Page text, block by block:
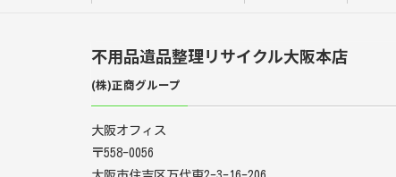
不用品遺品整理リサイクル大阪本店
(株)正商グループ
大阪オフィス
〒558-0056